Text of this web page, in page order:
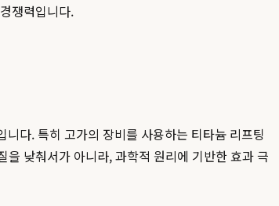
쟁력입니다.
다. 특히 고가의 장비를 사용하는 티타늄 리프팅
낮춰서가 아니라, 과학적 원리에 기반한 효과 극